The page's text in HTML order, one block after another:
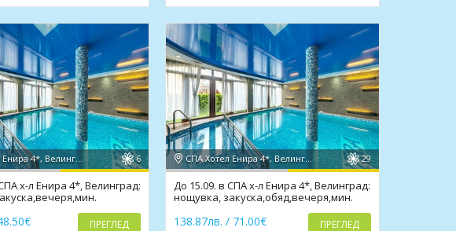
СПА Хотел Енира 4*, Велинград 6
х-л Енира 4*, Велинград:
пакет;
ПРЕГЛЕД
СПА Хотел Енира 4*, Велинград 29
До 15.09. в СПА х-л Енира 4*, Велинград:
нощувка, закуска,обяд,вечеря,мин.
басейни и СПА;
138.87лв. / 71.00€ ПРЕГЛЕД